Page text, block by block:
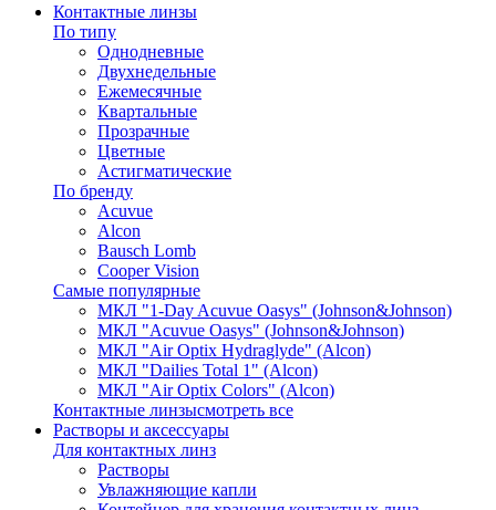
Контактные линзы
По типу
Однодневные
Двухнедельные
Ежемесячные
Квартальные
Прозрачные
Цветные
Астигматические
По бренду
Acuvue
Alcon
Bausch Lomb
Cooper Vision
Самые популярные
МКЛ "1-Day Acuvue Oasys" (Johnson&Johnson)
МКЛ "Acuvue Oasys" (Johnson&Johnson)
МКЛ "Air Optix Hydraglyde" (Alcon)
МКЛ "Dailies Total 1" (Alcon)
МКЛ "Air Optix Colors" (Alcon)
Контактные линзысмотреть все
Растворы и аксессуары
Для контактных линз
Растворы
Увлажняющие капли